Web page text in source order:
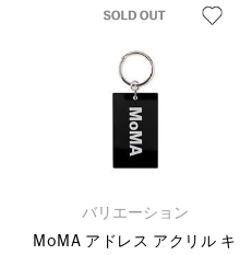
バリエーション
MoMA アドレス アクリル キ